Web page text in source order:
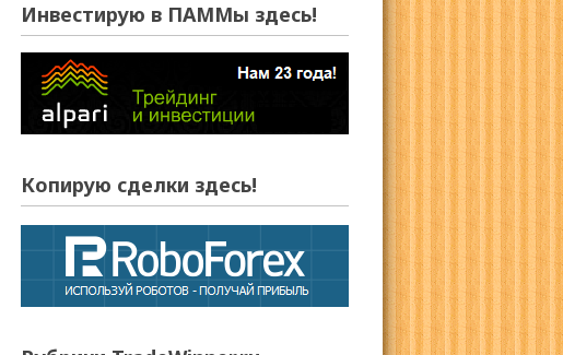
Инвестирую в ПАММы здесь!
Копирую сделки здесь!